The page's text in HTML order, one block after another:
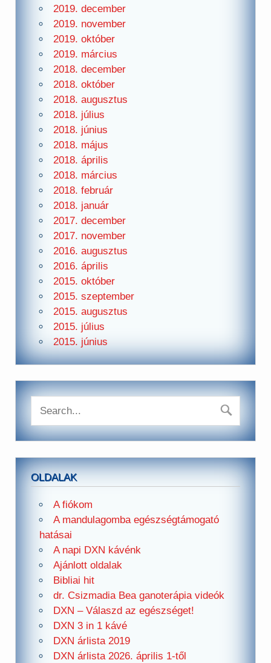
2019. december
2019. november
2019. október
2019. március
2018. december
2018. október
2018. augusztus
2018. július
2018. június
2018. május
2018. április
2018. március
2018. február
2018. január
2017. december
2017. november
2016. augusztus
2016. április
2015. október
2015. szeptember
2015. augusztus
2015. július
2015. június
OLDALAK
A fiókom
A mandulagomba egészségtámogató
hatásai
A napi DXN kávénk
Ajánlott oldalak
Bibliai hit
dr. Csizmadia Bea ganoterápia videók
DXN – Válaszd az egészséget!
DXN 3 in 1 kávé
DXN árlista 2019
DXN árlista 2026. április 1-től